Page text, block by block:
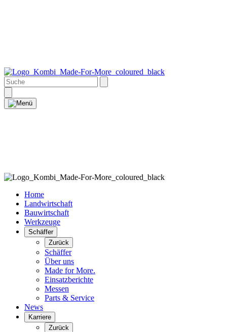
Home
Landwirtschaft
Bauwirtschaft
Werkzeuge
Schäffer
Zurück
Schäffer
Über uns
Made for More.
Einsatzberichte
Messen
Parts & Service
News
Karriere
Zurück